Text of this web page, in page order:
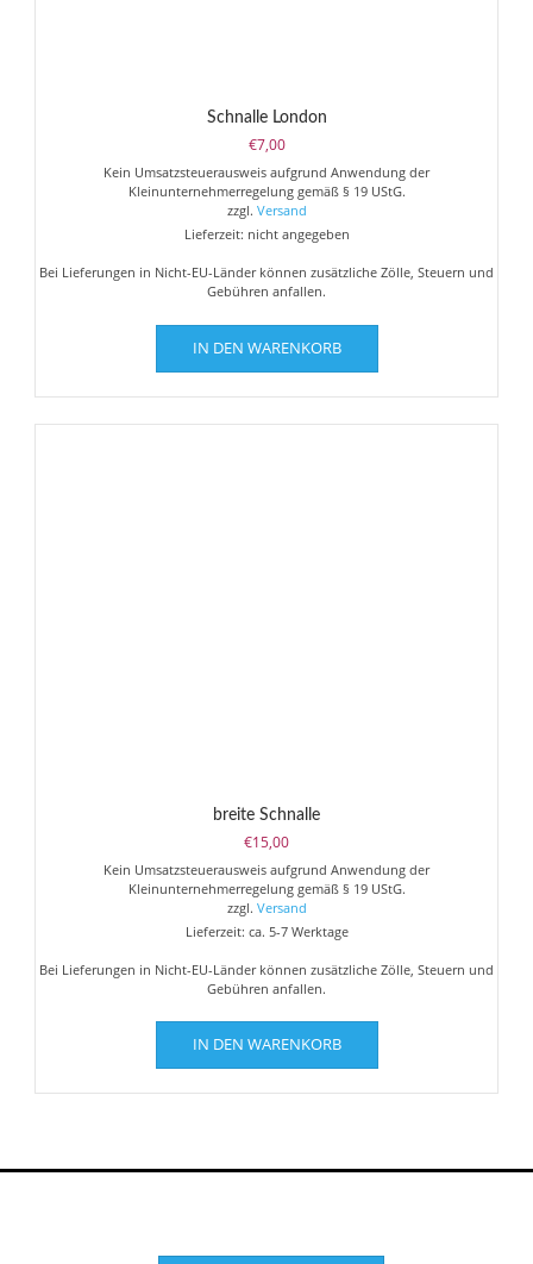
Schnalle London
€7,00
Kein Umsatzsteuerausweis aufgrund Anwendung der
Kleinunternehmerregelung gemäß § 19 UStG.
zzgl. Versand
Lieferzeit: nicht angegeben
Bei Lieferungen in Nicht-EU-Länder können zusätzliche Zölle, Steuern und
Gebühren anfallen.
IN DEN WARENKORB
breite Schnalle
€15,00
Kein Umsatzsteuerausweis aufgrund Anwendung der
Kleinunternehmerregelung gemäß § 19 UStG.
zzgl. Versand
Lieferzeit: ca. 5-7 Werktage
Bei Lieferungen in Nicht-EU-Länder können zusätzliche Zölle, Steuern und
Gebühren anfallen.
IN DEN WARENKORB